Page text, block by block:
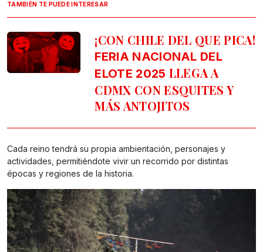
TAMBIÉN TE PUEDE INTERESAR
¡CON CHILE DEL QUE PICA!
FERIA NACIONAL DEL
ELOTE 2025 LLEGA A
CDMX CON ESQUITES Y
MÁS ANTOJITOS
Cada reino tendrá su propia ambientación, personajes y
actividades, permitiéndote vivir un recorrido por distintas
épocas y regiones de la historia.